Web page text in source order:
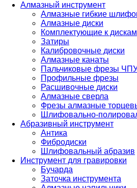
Алмазный инструмент
Алмазные гибкие
Алмазные диски
Комплектующие к дискам
Затиры
Калибровочные диски
Алмазные канаты
Пальчиковые фрезы
Профильные фрезы
Расшивочные диски
Алмазные сверла
Фрезы алмазные
Шлифовально-
Абразивный инструмент
Антика
Фибродиски
Шлифовальный абразив
Инструмент для гравировки
Бучарда
Заточка инструмента